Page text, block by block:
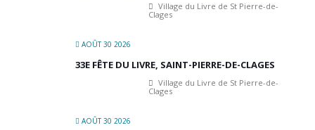
Village du Livre de St Pierre-de-
Clages
AOÛT 30 2026
33E FÊTE DU LIVRE, SAINT-PIERRE-DE-CLAGES
Village du Livre de St Pierre-de-
Clages
AOÛT 30 2026